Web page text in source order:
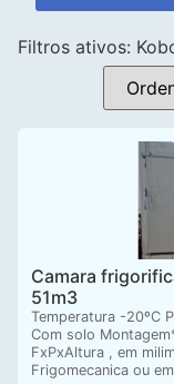
Filtros ativos:
Camara
51m3
Temperatura -20ºC
Com solo
FxPxAltura , em
Frigomecanica ou